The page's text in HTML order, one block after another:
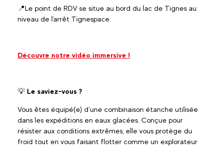
📍Le point de RDV se situe au bord du lac de Tignes au
niveau de l'arrêt Tignespace.
Découvre notre vidéo immersive !
💡 Le saviez-vous ?
Vous êtes équipé(e) d’une combinaison étanche utilisée
dans les expéditions en eaux glacées. Conçue pour
résister aux conditions extrêmes, elle vous protège du
froid tout en vous faisant flotter comme un explorateur